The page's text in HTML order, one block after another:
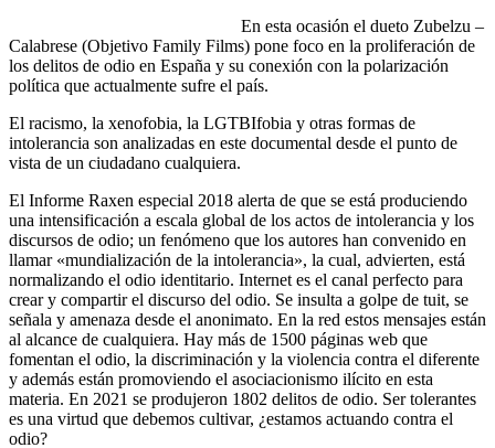
En esta ocasión el dueto Zubelzu –
Calabrese (Objetivo Family Films) pone foco en la proliferación de
los delitos de odio en España y su conexión con la polarización
política que actualmente sufre el país.
El racismo, la xenofobia, la LGTBIfobia y otras formas de
intolerancia son analizadas en este documental desde el punto de
vista de un ciudadano cualquiera.
El Informe Raxen especial 2018 alerta de que se está produciendo
una intensificación a escala global de los actos de intolerancia y los
discursos de odio; un fenómeno que los autores han convenido en
llamar «mundialización de la intolerancia», la cual, advierten, está
normalizando el odio identitario. Internet es el canal perfecto para
crear y compartir el discurso del odio. Se insulta a golpe de tuit, se
señala y amenaza desde el anonimato. En la red estos mensajes están
al alcance de cualquiera. Hay más de 1500 páginas web que
fomentan el odio, la discriminación y la violencia contra el diferente
y además están promoviendo el asociacionismo ilícito en esta
materia. En 2021 se produjeron 1802 delitos de odio. Ser tolerantes
es una virtud que debemos cultivar, ¿estamos actuando contra el
odio?